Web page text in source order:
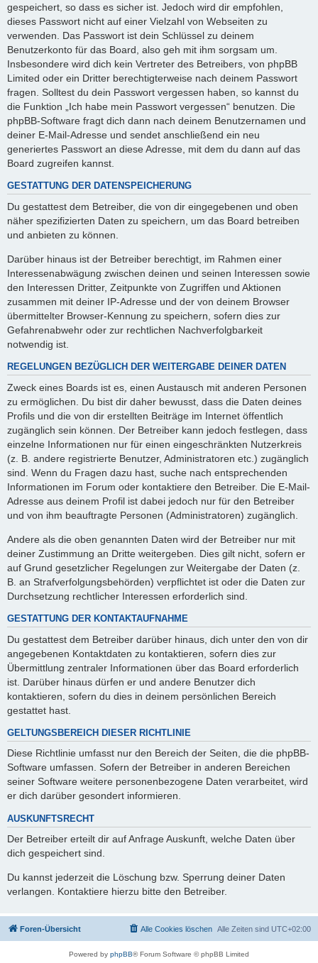
gespeichert, so dass es sicher ist. Jedoch wird dir empfohlen,
dieses Passwort nicht auf einer Vielzahl von Webseiten zu
verwenden. Das Passwort ist dein Schlüssel zu deinem
Benutzerkonto für das Board, also geh mit ihm sorgsam um.
Insbesondere wird dich kein Vertreter des Betreibers, von phpBB
Limited oder ein Dritter berechtigterweise nach deinem Passwort
fragen. Solltest du dein Passwort vergessen haben, so kannst du
die Funktion „Ich habe mein Passwort vergessen“ benutzen. Die
phpBB-Software fragt dich dann nach deinem Benutzernamen und
deiner E-Mail-Adresse und sendet anschließend ein neu
generiertes Passwort an diese Adresse, mit dem du dann auf das
Board zugreifen kannst.
GESTATTUNG DER DATENSPEICHERUNG
Du gestattest dem Betreiber, die von dir eingegebenen und oben
näher spezifizierten Daten zu speichern, um das Board betreiben
und anbieten zu können.
Darüber hinaus ist der Betreiber berechtigt, im Rahmen einer
Interessenabwägung zwischen deinen und seinen Interessen sowie
den Interessen Dritter, Zeitpunkte von Zugriffen und Aktionen
zusammen mit deiner IP-Adresse und der von deinem Browser
übermittelter Browser-Kennung zu speichern, sofern dies zur
Gefahrenabwehr oder zur rechtlichen Nachverfolgbarkeit
notwendig ist.
REGELUNGEN BEZÜGLICH DER WEITERGABE DEINER DATEN
Zweck eines Boards ist es, einen Austausch mit anderen Personen
zu ermöglichen. Du bist dir daher bewusst, dass die Daten deines
Profils und die von dir erstellten Beiträge im Internet öffentlich
zugänglich sein können. Der Betreiber kann jedoch festlegen, dass
einzelne Informationen nur für einen eingeschränkten Nutzerkreis
(z. B. andere registrierte Benutzer, Administratoren etc.) zugänglich
sind. Wenn du Fragen dazu hast, suche nach entsprechenden
Informationen im Forum oder kontaktiere den Betreiber. Die E-Mail-
Adresse aus deinem Profil ist dabei jedoch nur für den Betreiber
und von ihm beauftragte Personen (Administratoren) zugänglich.
Andere als die oben genannten Daten wird der Betreiber nur mit
deiner Zustimmung an Dritte weitergeben. Dies gilt nicht, sofern er
auf Grund gesetzlicher Regelungen zur Weitergabe der Daten (z.
B. an Strafverfolgungsbehörden) verpflichtet ist oder die Daten zur
Durchsetzung rechtlicher Interessen erforderlich sind.
GESTATTUNG DER KONTAKTAUFNAHME
Du gestattest dem Betreiber darüber hinaus, dich unter den von dir
angegebenen Kontaktdaten zu kontaktieren, sofern dies zur
Übermittlung zentraler Informationen über das Board erforderlich
ist. Darüber hinaus dürfen er und andere Benutzer dich
kontaktieren, sofern du dies in deinem persönlichen Bereich
gestattet hast.
GELTUNGSBEREICH DIESER RICHTLINIE
Diese Richtlinie umfasst nur den Bereich der Seiten, die die phpBB-
Software umfassen. Sofern der Betreiber in anderen Bereichen
seiner Software weitere personenbezogene Daten verarbeitet, wird
er dich darüber gesondert informieren.
AUSKUNFTSRECHT
Der Betreiber erteilt dir auf Anfrage Auskunft, welche Daten über
dich gespeichert sind.
Du kannst jederzeit die Löschung bzw. Sperrung deiner Daten
verlangen. Kontaktiere hierzu bitte den Betreiber.
Foren-Übersicht Alle Zeiten sind UTC+02:00
Alle Cookies löschen
Powered by phpBB® Forum Software © phpBB Limited